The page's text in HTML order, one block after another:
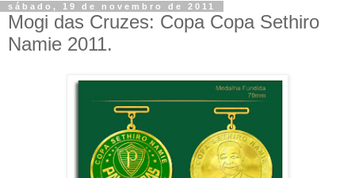
sábado, 19 de novembro de 2011
Mogi das Cruzes: Copa Copa Sethiro
Namie 2011.